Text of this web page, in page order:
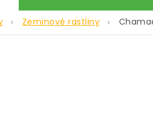
Zeminové rastliny